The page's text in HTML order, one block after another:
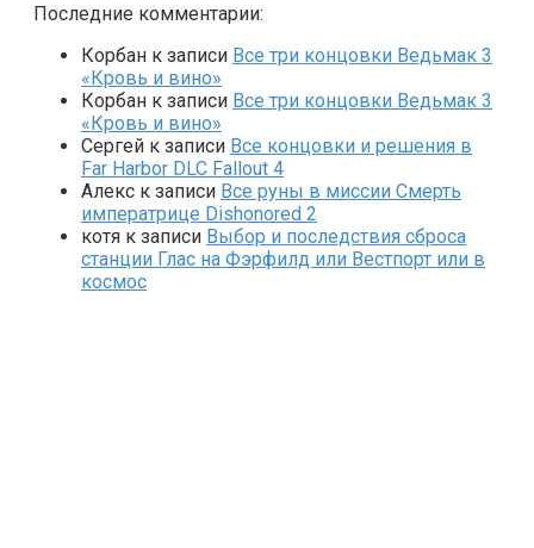
Последние комментарии:
Корбан к записи Все три концовки Ведьмак 3
«Кровь и вино»
Корбан к записи Все три концовки Ведьмак 3
«Кровь и вино»
Сергей к записи Все концовки и решения в
Far Harbor DLC Fallout 4
Алекс к записи Все руны в миссии Смерть
императрице Dishonored 2
котя к записи Выбор и последствия сброса
станции Глас на Фэрфилд или Вестпорт или в
космос